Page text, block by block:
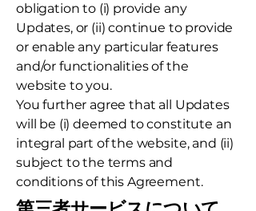
obligation to (i) provide any
Updates, or (ii) continue to provide
or enable any particular features
and/or functionalities of the
website to you.
You further agree that all Updates
will be (i) deemed to constitute an
integral part of the website, and (ii)
subject to the terms and
conditions of this Agreement.